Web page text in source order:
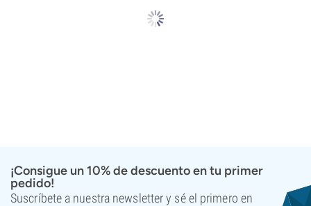
¡Consigue un 10% de descuento en tu primer
pedido!
Suscríbete a nuestra newsletter y sé el primero en